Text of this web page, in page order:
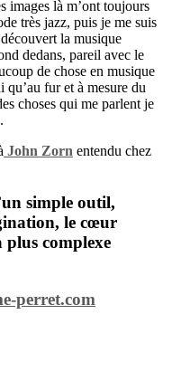
images là m’ont toujours
très jazz, puis je me suis
la musique
dedans, pareil avec le
de chose en musique
qu’au fur et à mesure du
choses qui me parlent je
John Zorn entendu chez
simple outil,
le cœur
plus complexe
perret.com